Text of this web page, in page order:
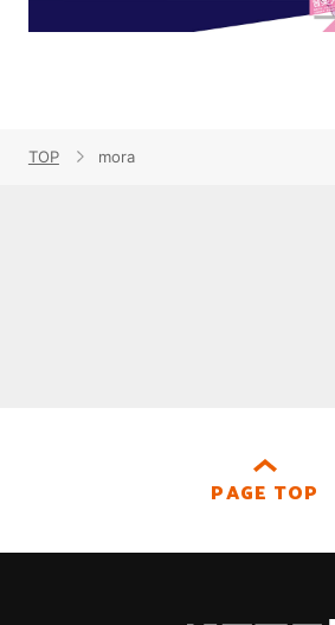
TOP mora
PAGE TOP